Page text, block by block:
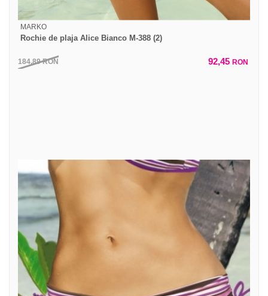
MARKO
Rochie de plaja Alice Bianco M-388 (2)
184,89RON 92,45 RON